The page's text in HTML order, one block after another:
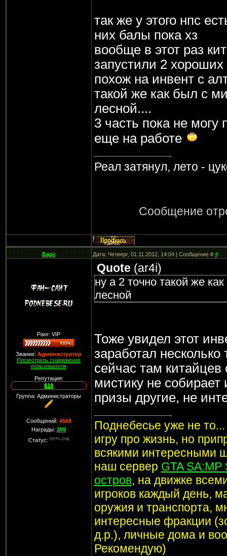
так же у этого нпс
них балы пока хз
вообще в этот раз
запустили 2
похож на инвент с
такой же как был с
лесной....
3 часть пока не могу
еще на работе
Реал затянул, лето -
Сообщение
Барс Дата: Четверг, 01.11.2012, 14:04 | Сообщение #4
Ранг: VIP
Звание: Администратор
Посмотреть снаряжение
пользователя
Репутация:
610
Группа: Администраторы
Сообщений: 4568
Награды: 209
Статус:
Quote (ar4i)
ну а 2 точно такой же
лесной
Тоже увидел этот
заработал несколько
сейчас там китайцев
мистику не
призы другие, не
Поднебесье уже не
игру про жизнь, но
всякими интересными
наш сервер GTA SA:MP
остров, на движке
игроков каждый день,
оружия и транспорта,
интересные фракции
д.р.), личные дома и
Рекомендую)